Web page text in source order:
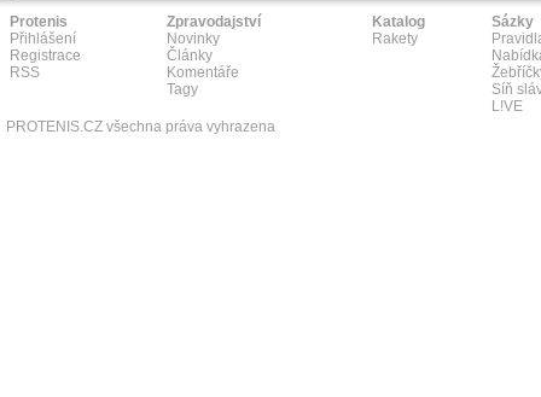
Protenis
Přihlášení
Registrace
RSS
Zpravodajství
Novinky
Články
Komentáře
Tagy
Katalog
Rakety
Sázky
Síň
L!VE
PROTENIS.CZ všechna práva vyhrazena